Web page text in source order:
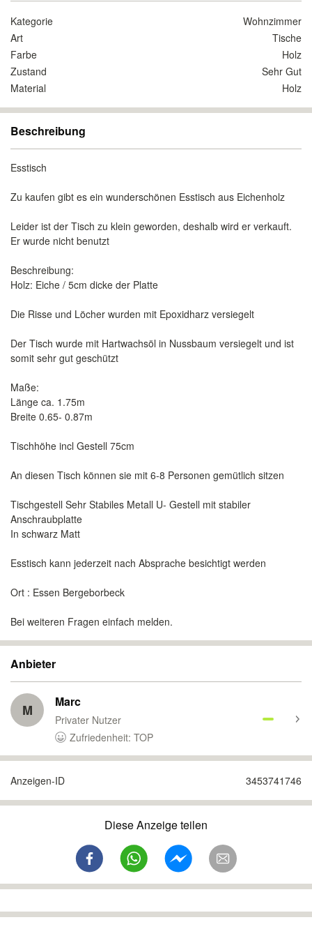
Kategorie
Wohnzimmer
Art
Tische
Farbe
Holz
Zustand
Sehr Gut
Material
Holz
Beschreibung
Esstisch
Zu kaufen gibt es ein wunderschönen Esstisch aus Eichenholz
Leider ist der Tisch zu klein geworden, deshalb wird er verkauft.
Er wurde nicht benutzt
Beschreibung:
Holz: Eiche / 5cm dicke der Platte
Die Risse und Löcher wurden mit Epoxidharz versiegelt
Der Tisch wurde mit Hartwachsöl in Nussbaum versiegelt und ist
somit sehr gut geschützt
Maße:
Länge ca. 1.75m
Breite 0.65- 0.87m
Tischhöhe incl Gestell 75cm
An diesen Tisch können sie mit 6-8 Personen gemütlich sitzen
Tischgestell Sehr Stabiles Metall U- Gestell mit stabiler
Anschraubplatte
In schwarz Matt
Esstisch kann jederzeit nach Absprache besichtigt werden
Ort : Essen Bergeborbeck
Bei weiteren Fragen einfach melden.
Anbieter
M Marc
Privater Nutzer
Zufriedenheit: TOP
Anzeigen-ID 3453741746
Diese Anzeige teilen